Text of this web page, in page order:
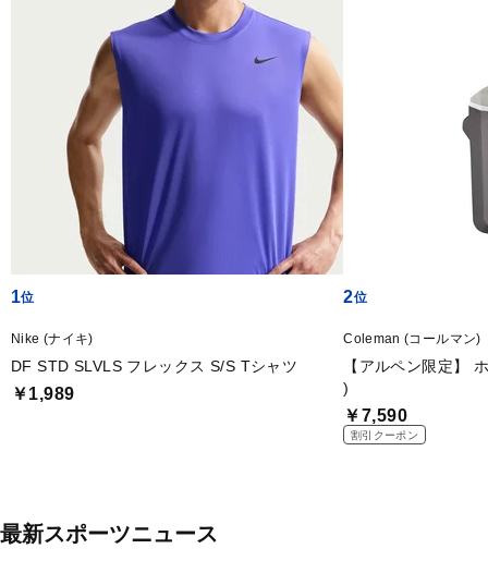
1
Nike (ナイキ)
DF STD SLVLS フレックス S/S Tシャツ
￥1,989
2
Coleman (コールマン)
【アルペン限定】
)
￥7,590
割引クーポン
最新スポーツニュース